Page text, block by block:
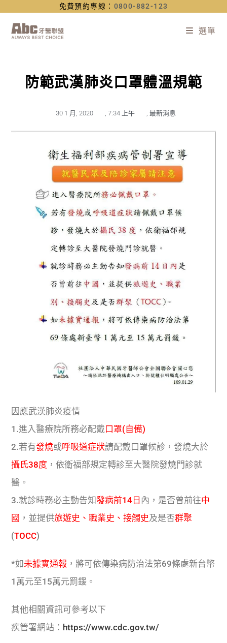
免費預約專線： 0800-882-123
選單
防範武漢肺炎口罩體溫規範
30 1 月, 2020 , 7:34 上午 , 最新消息
因應武漢肺炎疫情
1.進入醫療院所務必配戴口罩(自備)
2.若有發燒或呼吸道症狀請配戴口罩候診，發燒大於
攝氏38度 ，依衛福部規定轉診至大醫院發燒門診就
醫。
3.就診時務必主動告知發病前14日 內，是否曾前往中
國 ，並提供旅遊史、職業史、接觸史及是否群聚
(TOCC)
*如未據實通報 ，將可依傳染病防治法第69條處新台幣
1萬元至15萬元罰鍰。
其他相關資訊可參考以下
疾管署網站： https://www.cdc.gov.tw/